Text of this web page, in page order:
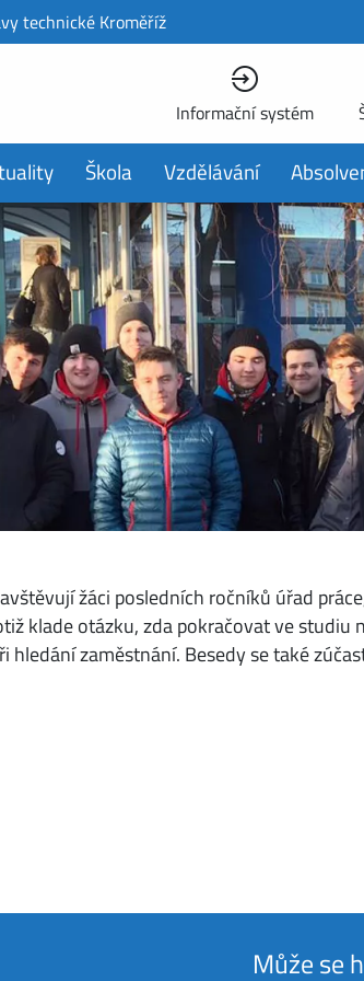
technické Kroměříž
Informační systém
Škola Vzdělávání
žáci posledních ročníků úřad
klade otázku, zda pokračovat ve
hledání zaměstnání. Besedy se také
Může se